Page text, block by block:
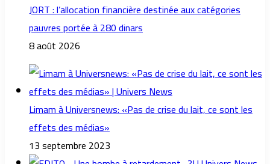
JORT : l’allocation financière destinée aux catégories
pauvres portée à 280 dinars
8 août 2026
Limam à Universnews: «Pas de crise du lait, ce sont les
effets des médias»
13 septembre 2023